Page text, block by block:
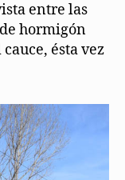
entre las
hormigón
ésta vez